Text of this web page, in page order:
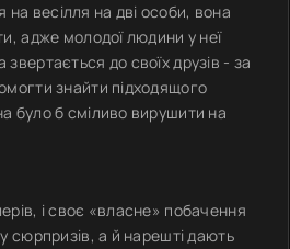
весілля на дві особи, вона
адже молодої людини у неї
до своїх друзів - за
знайти підходящого
було б сміливо вирушити на
і своє «власне» побачення
сюрпризів, а й нарешті дають